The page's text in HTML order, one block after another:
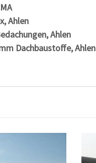
Ahlen
Ahlen
Dachbaustoffe, Ahlen